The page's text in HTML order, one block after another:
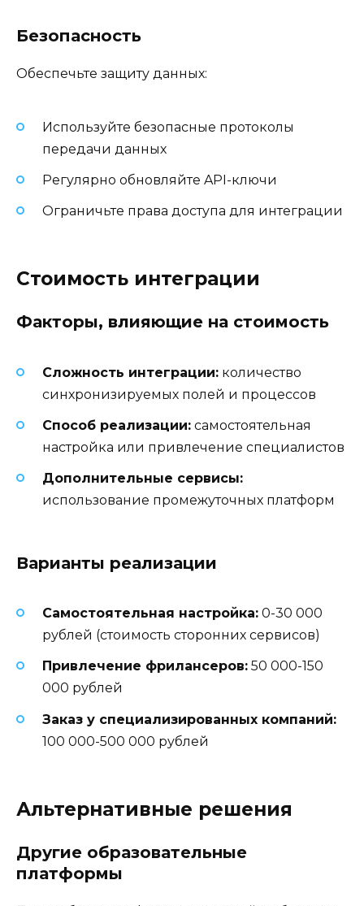
Безопасность
Обеспечьте защиту данных:
Используйте безопасные протоколы
передачи данных
Регулярно обновляйте API-ключи
Ограничьте права доступа для интеграции
Стоимость интеграции
Факторы, влияющие на стоимость
Сложность интеграции: количество
синхронизируемых полей и процессов
Способ реализации: самостоятельная
настройка или привлечение специалистов
Дополнительные сервисы:
использование промежуточных платформ
Варианты реализации
Самостоятельная настройка: 0-30 000
рублей (стоимость сторонних сервисов)
Привлечение фрилансеров: 50 000-150
000 рублей
Заказ у специализированных компаний:
100 000-500 000 рублей
Альтернативные решения
Другие образовательные
платформы